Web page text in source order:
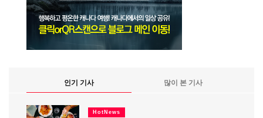
인기 기사 많이 본 기사
HotNews